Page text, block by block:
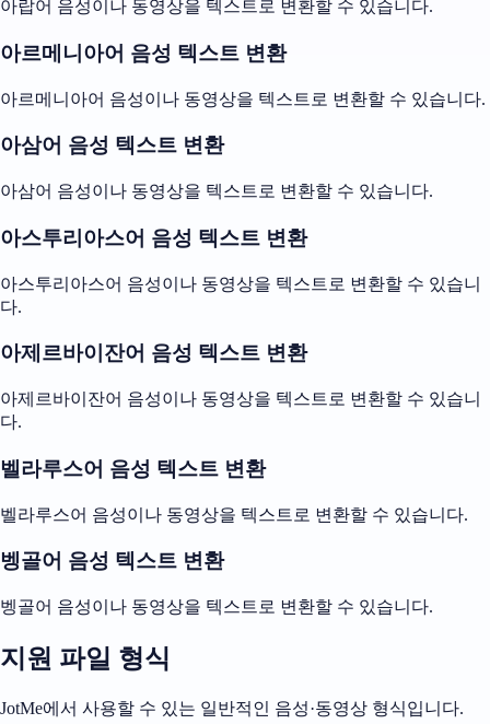
아랍어 음성이나 동영상을 텍스트로 변환할 수 있습니다.
아르메니아어 음성 텍스트 변환
아르메니아어 음성이나 동영상을 텍스트로 변환할 수 있습니다.
아삼어 음성 텍스트 변환
아삼어 음성이나 동영상을 텍스트로 변환할 수 있습니다.
아스투리아스어 음성 텍스트 변환
아스투리아스어 음성이나 동영상을 텍스트로 변환할 수 있습니
다.
아제르바이잔어 음성 텍스트 변환
아제르바이잔어 음성이나 동영상을 텍스트로 변환할 수 있습니
다.
벨라루스어 음성 텍스트 변환
벨라루스어 음성이나 동영상을 텍스트로 변환할 수 있습니다.
벵골어 음성 텍스트 변환
벵골어 음성이나 동영상을 텍스트로 변환할 수 있습니다.
지원 파일 형식
JotMe에서 사용할 수 있는 일반적인 음성·동영상 형식입니다.